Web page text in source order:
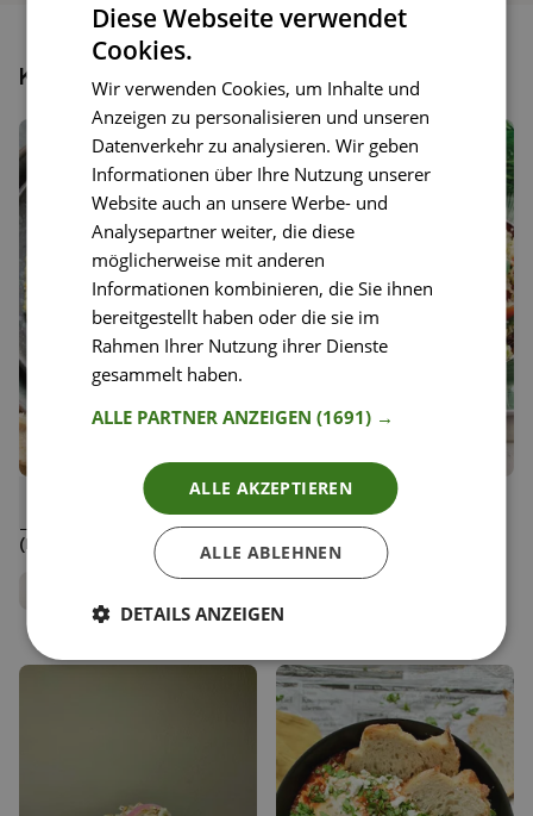
Könnte dir auch gefallen
Speichern
(Pfifferlingen)
Carina Geppert
Eating Carry
Liken
Speichern
Bulgur mit mediterranem
Ofengemüse
Vanessa Amenta
Diätologin
Diese Webseite verwendet
Cookies.
Wir verwenden Cookies, um Inhalte und
Anzeigen zu personalisieren und unseren
Datenverkehr zu analysieren. Wir geben
Informationen über Ihre Nutzung unserer
Website auch an unsere Werbe- und
Analysepartner weiter, die diese
möglicherweise mit anderen
Informationen kombinieren, die Sie ihnen
bereitgestellt haben oder die sie im
Rahmen Ihrer Nutzung ihrer Dienste
gesammelt haben.
ALLE PARTNER ANZEIGEN(1691) →
ALLE AKZEPTIEREN
ALLE ABLEHNEN
DETAILS ANZEIGEN